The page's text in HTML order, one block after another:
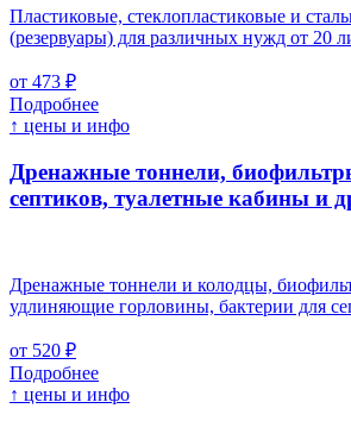
Пластиковые, стеклопластиковые и
(резервуары) для различных нужд от 20
от 473 ₽
Подробнее
↑ цены и инфо
Дренажные тоннели,
септиков, туалетные кабины и
Дренажные тоннели и колодцы,
удлиняющие горловины, бактерии для
от 520 ₽
Подробнее
↑ цены и инфо